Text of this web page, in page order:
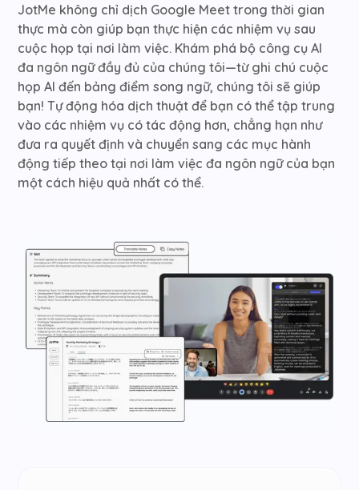
JotMe không chỉ dịch Google Meet trong thời gian
thực mà còn giúp bạn thực hiện các nhiệm vụ sau
cuộc họp tại nơi làm việc. Khám phá bộ công cụ AI
đa ngôn ngữ đầy đủ của chúng tôi—từ ghi chú cuộc
họp AI đến bảng điểm song ngữ, chúng tôi sẽ giúp
bạn! Tự động hóa dịch thuật để bạn có thể tập trung
vào các nhiệm vụ có tác động hơn, chẳng hạn như
đưa ra quyết định và chuyển sang các mục hành
động tiếp theo tại nơi làm việc đa ngôn ngữ của bạn
một cách hiệu quả nhất có thể.